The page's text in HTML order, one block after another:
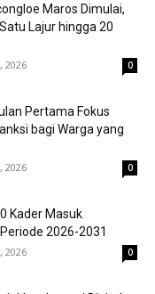
Maros Dimulai,
Lajur hingga 20
2026 0
Pertama Fokus
bagi Warga yang
2026 0
Kader Masuk
2026-2031
2026 0